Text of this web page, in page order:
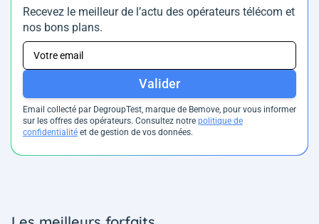
Recevez le meilleur de l’actu des opérateurs télécom et
nos bons plans.
Valider
Email collecté par DegroupTest, marque de Bemove, pour vous informer
sur les offres des opérateurs. Consultez notre politique de
confidentialité et de gestion de vos données.